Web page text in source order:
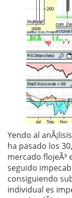
Yendo al
ha pasado los
mercado flojeÃ³
seguido
consiguiendo
individual es